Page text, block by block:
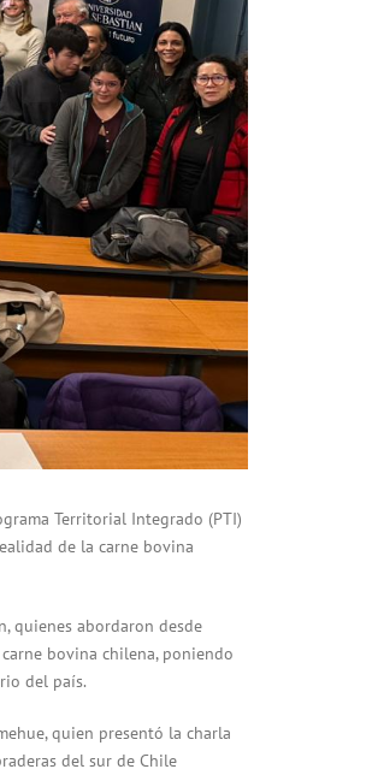
Territorial Integrado (PTI)
de la carne bovina
quienes abordaron desde
bovina chilena, poniendo
del país.
quien presentó la charla
del sur de Chile